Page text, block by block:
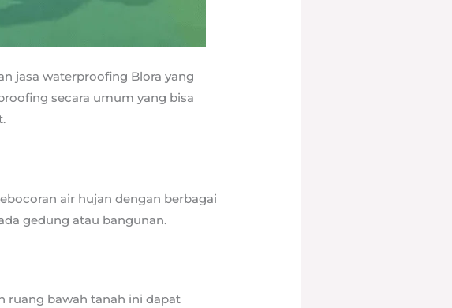
jasa waterproofing Blora yang
secara umum yang bisa
air hujan dengan berbagai
gedung atau bangunan.
ruang bawah tanah ini dapat